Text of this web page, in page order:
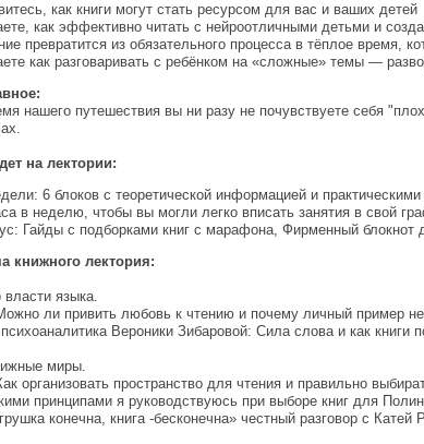
как книги могут стать ресурсом для вас и ваших детей
как эффективно читать с нейроотличными детьми и
превратится из обязательного процесса в тёплое время,
как разговаривать с ребёнком на «сложные» темы —
нашего путешествия вы ни разу не почувствуете себя
на лектории:
6 блоков с теоретической информацией и
в неделю, чтобы вы могли легко вписать занятия в свой
Гайды с подборками книг с марафона, Фирменный блокнот
книжного лектория:
языка.
ли привить любовь к чтению и почему личный пример
Вероники Зибаровой: Сила слова и как книги
миры.
организовать пространство для чтения и правильно
принципами я руководствуюсь при выборе книг для
конечна, книга -бесконечна» честный разговор с